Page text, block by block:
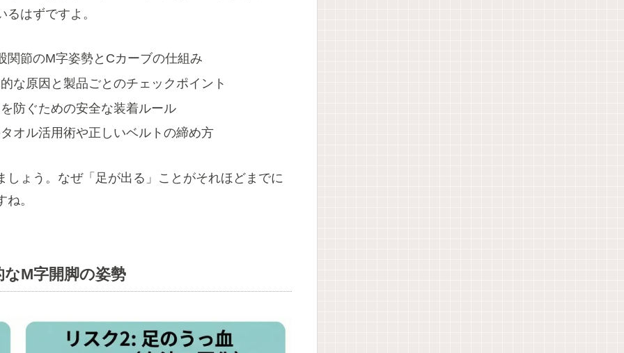
はずですよ。
関節のM字姿勢とCカーブの仕組み
な原因と製品ごとのチェックポイント
防ぐための安全な装着ルール
オル活用術や正しいベルトの締め方
ょう。なぜ「足が出る」ことがそれほどまでに
。
M字開脚の姿勢